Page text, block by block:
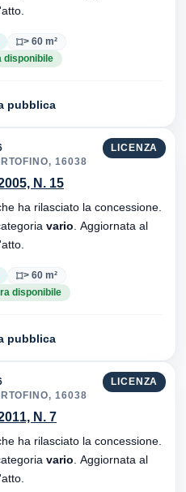
> 60 m²
disponibile
pubblica
LICENZA
16038
N. 15
ha rilasciato la concessione.
vario
> 60 m²
disponibile
pubblica
LICENZA
16038
N. 7
ha rilasciato la concessione.
vario